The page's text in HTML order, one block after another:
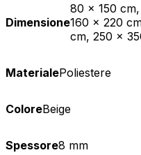
Dimensione
80 x 150
160 x 220
cm, 250 x
MaterialePoliestere
ColoreBeige
Spessore8 mm